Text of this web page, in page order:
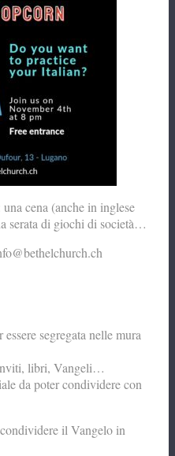
cena (anche in inglese
serata di giochi di società…
segregata nelle mura
libri, Vangeli…
da poter condividere con
il Vangelo in